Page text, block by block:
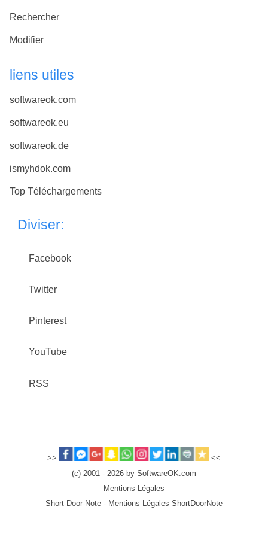
Rechercher
Modifier
liens utiles
softwareok.com
softwareok.eu
softwareok.de
ismyhdok.com
Top Téléchargements
Diviser:
Facebook
Twitter
Pinterest
YouTube
RSS
>>
<<
(c) 2001 - 2026 by SoftwareOK.com
Mentions Légales
Short-Door-Note - Mentions Légales ShortDoorNote